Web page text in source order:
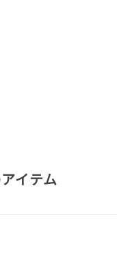
イテム